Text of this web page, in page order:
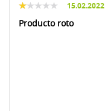
15.02.2022
Producto roto